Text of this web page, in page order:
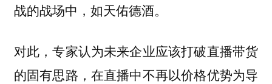
战的战场中，如天佑德酒。
对此，专家认为未来企业应该打破直播带货
的固有思路，在直播中不再以价格优势为导